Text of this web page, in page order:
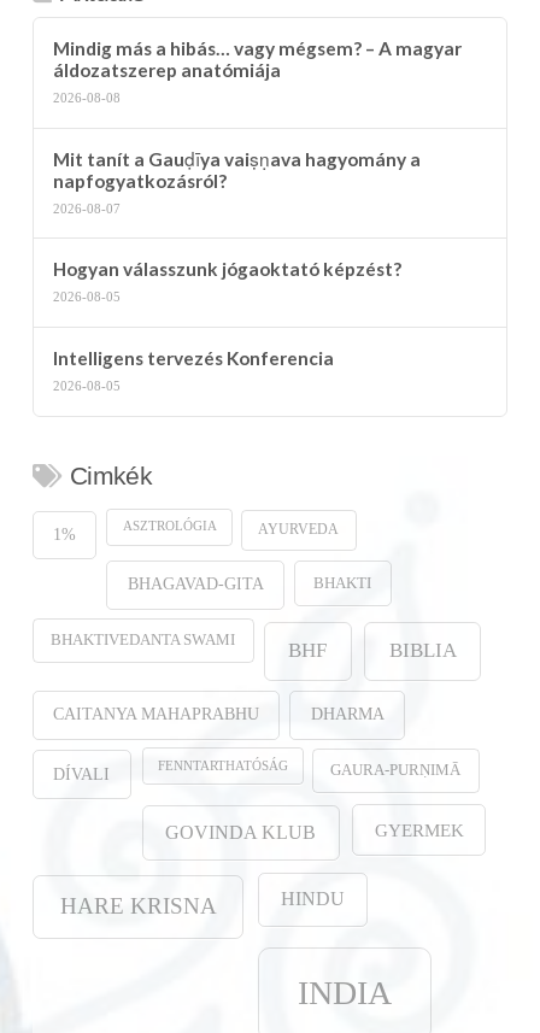
Mindig más a hibás… vagy mégsem? – A magyar
áldozatszerep anatómiája
2026-08-08
Mit tanít a Gauḍīya vaiṣṇava hagyomány a
napfogyatkozásról?
2026-08-07
Hogyan válasszunk jógaoktató képzést?
2026-08-05
Intelligens tervezés Konferencia
2026-08-05
Cimkék
1% ASZTROLÓGIA AYURVEDA
BHAGAVAD-GITA BHAKTI
BHAKTIVEDANTA SWAMI BHF BIBLIA
CAITANYA MAHAPRABHU DHARMA
DÍVALI FENNTARTHATÓSÁG GAURA-PURṆIMĀ
GOVINDA KLUB GYERMEK
HARE KRISNA HINDU
INDIA